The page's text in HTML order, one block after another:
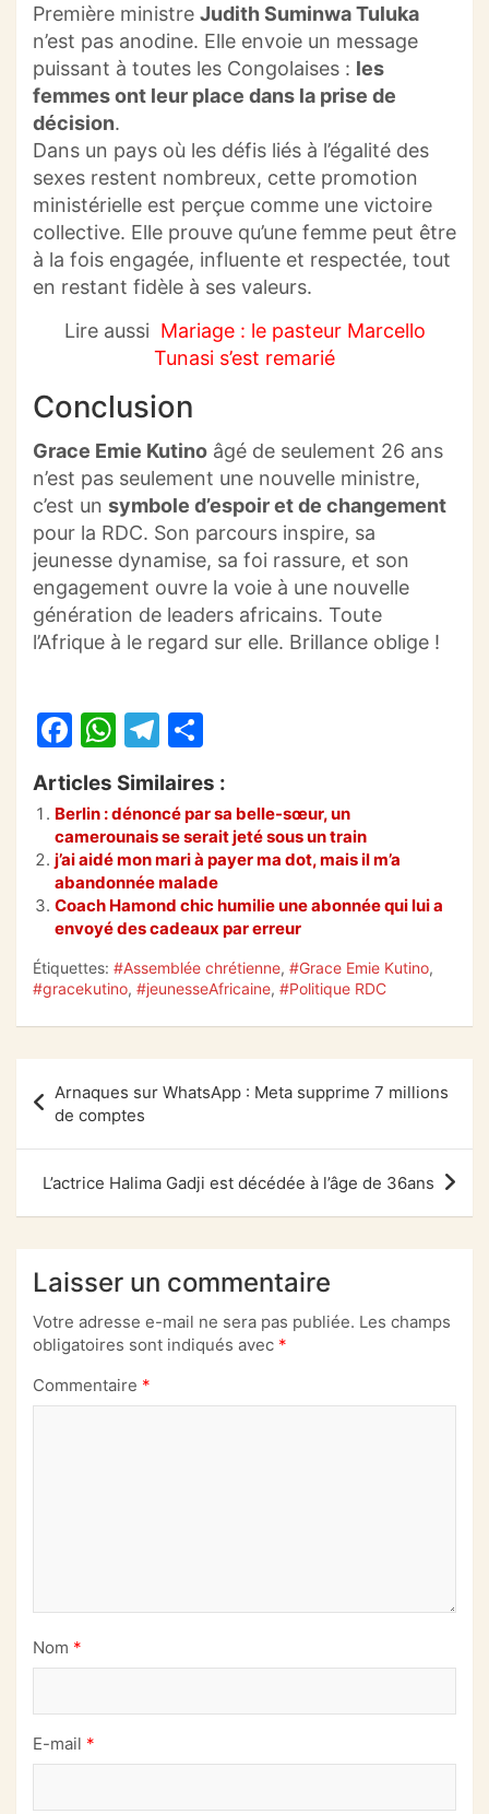
Première ministre Judith Suminwa Tuluka
n’est pas anodine. Elle envoie un message
puissant à toutes les Congolaises : les
femmes ont leur place dans la prise de
décision.
Dans un pays où les défis liés à l’égalité des
sexes restent nombreux, cette promotion
ministérielle est perçue comme une victoire
collective. Elle prouve qu’une femme peut être
à la fois engagée, influente et respectée, tout
en restant fidèle à ses valeurs.
Lire aussi Mariage : le pasteur Marcello
Tunasi s’est remarié
Conclusion
Grace Emie Kutino âgé de seulement 26 ans
n’est pas seulement une nouvelle ministre,
c’est un symbole d’espoir et de changement
pour la RDC. Son parcours inspire, sa
jeunesse dynamise, sa foi rassure, et son
engagement ouvre la voie à une nouvelle
génération de leaders africains. Toute
l’Afrique à le regard sur elle. Brillance oblige !
F
a
c
e
b
o
o
k
W
h
at
s
A
p
p
T
el
e
gr
a
m
ta
g
er
Articles Similaires :
Berlin : dénoncé par sa belle-sœur, un
camerounais se serait jeté sous un train
j’ai aidé mon mari à payer ma dot, mais il m’a
abandonnée malade
Coach Hamond chic humilie une abonnée qui lui a
envoyé des cadeaux par erreur
Étiquettes: #Assemblée chrétienne, #Grace Emie Kutino,
#gracekutino, #jeunesseAfricaine, #Politique RDC
de
l’article
Arnaques sur WhatsApp : Meta supprime 7 millions
de comptes
L’actrice Halima Gadji est décédée à l’âge de 36ans
Laisser un commentaire
Votre adresse e-mail ne sera pas publiée. Les champs
obligatoires sont indiqués avec *
Commentaire *
Nom *
E-mail *